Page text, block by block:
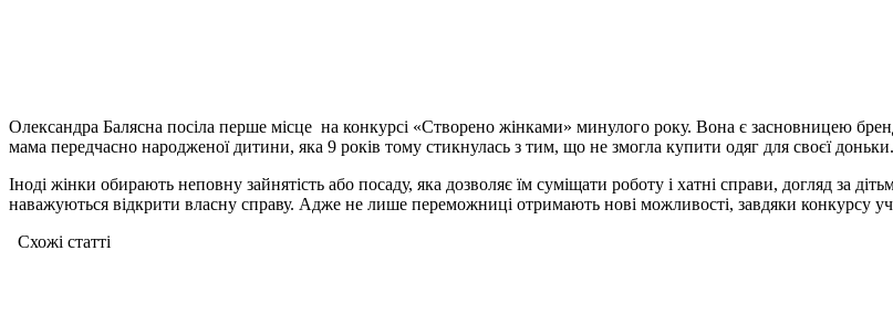
Олександра Балясна посіла перше місце на конкурсі «Створено жінками» минулого року. Вона є засновницею
мама передчасно народженої дитини, яка 9 років тому стикнулась з тим, що не змогла купити одяг для своєї доньки.
Іноді жінки обирають неповну зайнятість або посаду, яка дозволяє їм суміщати роботу і хатні справи, догляд за
наважуються відкрити власну справу. Адже не лише переможниці отримають нові можливості, завдяки конкурсу
Схожі статтi